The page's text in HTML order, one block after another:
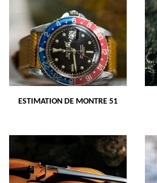
ESTIMATION DE MONTRE 51